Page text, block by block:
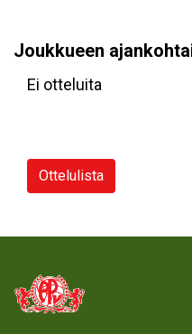
Joukkueen
Ei otteluita
Ottelulista